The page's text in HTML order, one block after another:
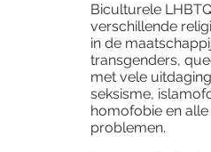
Biculturele
verschillende
in de
transgenders,
met vele
seksisme,
homofobie en
problemen.